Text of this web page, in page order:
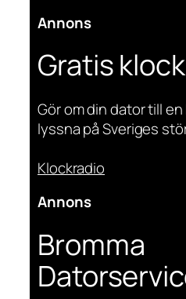
Annons
Gratis
Gör om din dator till
lyssna på Sveriges
Klockradio
Annons
Bromma